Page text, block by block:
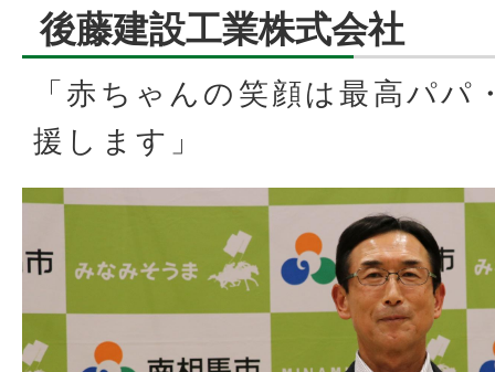
後藤建設工業株式会社
「赤ちゃんの笑顔は最高パパ
援します」